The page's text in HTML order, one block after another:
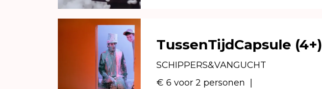
TussenTijdCapsule (4+)
SCHIPPERS&VANGUCHT
€ 6 voor 2 personen